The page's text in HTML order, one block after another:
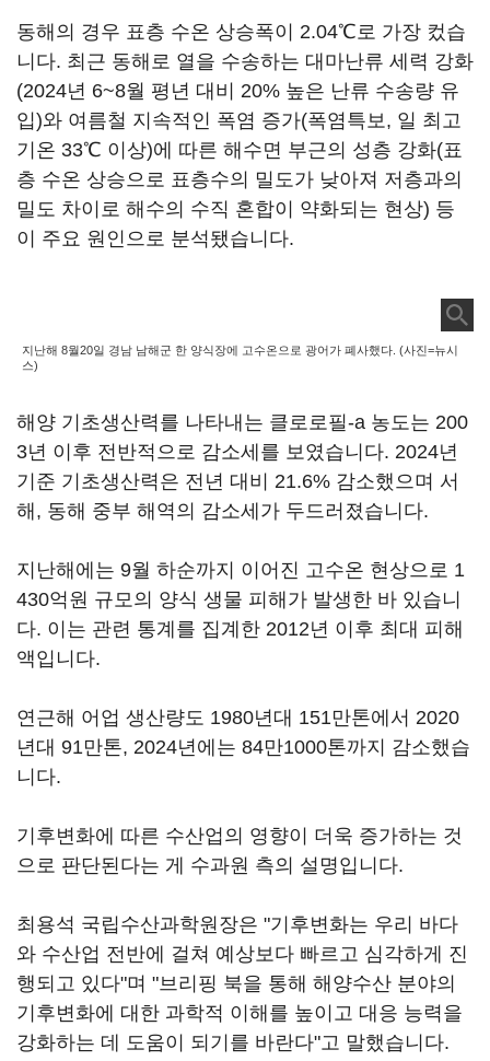
동해의 경우 표층 수온 상승폭이 2.04℃로 가장 컸습
니다. 최근 동해로 열을 수송하는 대마난류 세력 강화
(2024년 6~8월 평년 대비 20% 높은 난류 수송량 유
입)와 여름철 지속적인 폭염 증가(폭염특보, 일 최고
기온 33℃ 이상)에 따른 해수면 부근의 성층 강화(표
층 수온 상승으로 표층수의 밀도가 낮아져 저층과의
밀도 차이로 해수의 수직 혼합이 약화되는 현상) 등
이 주요 원인으로 분석됐습니다.
지난해 8월20일 경남 남해군 한 양식장에 고수온으로 광어가 폐사했다. (사진=뉴시
스)
해양 기초생산력를 나타내는 클로로필-a 농도는 200
3년 이후 전반적으로 감소세를 보였습니다. 2024년
기준 기초생산력은 전년 대비 21.6% 감소했으며 서
해, 동해 중부 해역의 감소세가 두드러졌습니다.
지난해에는 9월 하순까지 이어진 고수온 현상으로 1
430억원 규모의 양식 생물 피해가 발생한 바 있습니
다. 이는 관련 통계를 집계한 2012년 이후 최대 피해
액입니다.
연근해 어업 생산량도 1980년대 151만톤에서 2020
년대 91만톤, 2024년에는 84만1000톤까지 감소했습
니다.
기후변화에 따른 수산업의 영향이 더욱 증가하는 것
으로 판단된다는 게 수과원 측의 설명입니다.
최용석 국립수산과학원장은 "기후변화는 우리 바다
와 수산업 전반에 걸쳐 예상보다 빠르고 심각하게 진
행되고 있다"며 "브리핑 북을 통해 해양수산 분야의
기후변화에 대한 과학적 이해를 높이고 대응 능력을
강화하는 데 도움이 되기를 바란다"고 말했습니다.